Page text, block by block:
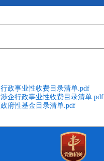
行政事业性收费目录清单.pdf
涉企行政事业性收费目录清单.pdf
政府性基金目录清单.pdf